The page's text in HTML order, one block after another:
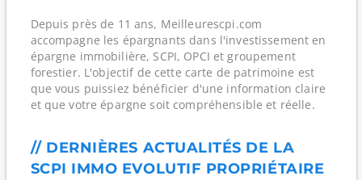
Depuis près de 11 ans, Meilleurescpi.com
accompagne les épargnants dans l'investissement en
épargne immobilière, SCPI, OPCI et groupement
forestier. L'objectif de cette carte de patrimoine est
que vous puissiez bénéficier d'une information claire
et que votre épargne soit compréhensible et réelle.
// DERNIÈRES ACTUALITÉS DE LA
SCPI IMMO EVOLUTIF PROPRIÉTAIRE